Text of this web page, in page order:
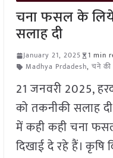
चना फसल के लिये
सलाह दी
January 21, 2025
1 min
Madhya Prdadesh, चने की
21 जनवरी 2025,
को तकनीकी सलाह
में कही कही चना
दिखाई दे रहे हैं। कृषि